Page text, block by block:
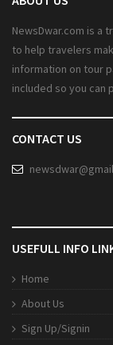
NewsDwar.com is a
to help travelers
information on tour
included so you can
CONTACT US
USEFULL INFO
Home
About Us
Sign Up/Signin